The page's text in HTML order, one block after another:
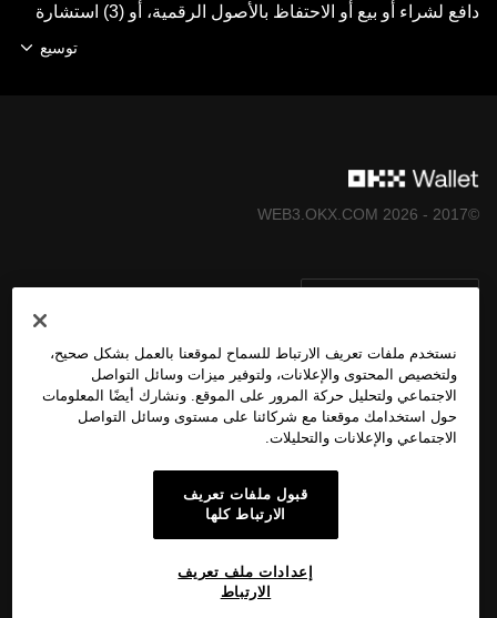
دافع لشراء أو بيع أو الاحتفاظ بالأصول الرقمية، أو (3) استشارة
خدمة برمجية لمحفظة الحفظ الذاتي تسمح لك باكتشاف منصات
منتجاتنا في كل المناطق. تجدر الإشارة إلى أنَّ محفظة OKX
وتخضع لشروط خدمة نظام OKX Web3 المُتكامِل
https://web3.okx.com/help/okx-web3-ecosystem-terms-of-
service) "شروط خدمة نظام OKX Web3 المُتكامِل")
توسيع
©2017 - 2026 WEB3.OKX.COM
المزيد عن OKX Web3
نستخدم ملفات تعريف الارتباط للسماح لموقعنا بالعمل بشكل صحيح،
ولتخصيص المحتوى والإعلانات، ولتوفير ميزات وسائل التواصل
الاجتماعي ولتحليل حركة المرور على الموقع. ونشارك أيضًا المعلومات
حول استخدامك موقعنا مع شركائنا على مستوى وسائل التواصل
الاجتماعي والإعلانات والتحليلات.
قبول ملفات تعريف
الارتباط كلها
إعدادات ملف تعريف
الارتباط